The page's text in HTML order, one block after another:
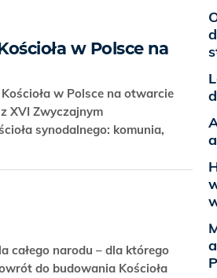
w Polsce na
w Polsce na otwarcie
XVI Zwyczajnym
synodalnego: komunia,
całego narodu – dla którego
do budowania Kościoła